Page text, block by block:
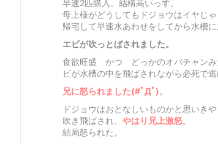
早速2匹購入。結構高いっす。
母上様がどうしてもドジョウはイヤじ
帰宅して早速水あわせをしてから水槽に
エビが吹っとばされました。
食欲旺盛 かつ どっかのオバチャンみ
ビが水槽の中を飛ばされながら必死で逃
兄に怒られました(#ﾟДﾟ)。
ドジョウはおとなしいものかと思いき
吹き飛ばされ、 やはり兄上激怒。
結局怒られた。